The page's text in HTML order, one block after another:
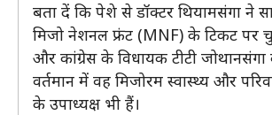
बता दें कि पेशे से डॉक्टर थियामसंगा ने
मिजो नेशनल फ्रंट (MNF) के टिकट पर
और कांग्रेस के विधायक टीटी जोथानसंगा
वर्तमान में वह मिजोरम स्वास्थ्य और
के उपाध्यक्ष भी हैं।